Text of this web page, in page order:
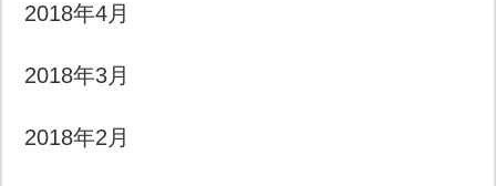
2018年4月
2018年3月
2018年2月